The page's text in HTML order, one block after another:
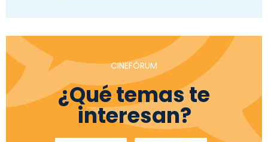
CINEFÓRUM
¿Qué temas te
interesan?